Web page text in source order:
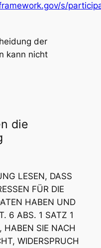
s/
der
kann nicht
die
LESEN, DASS
FÜR DIE
HABEN UND
6 ABS. 1 SATZ 1
HABEN SIE NACH
WIDERSPRUCH